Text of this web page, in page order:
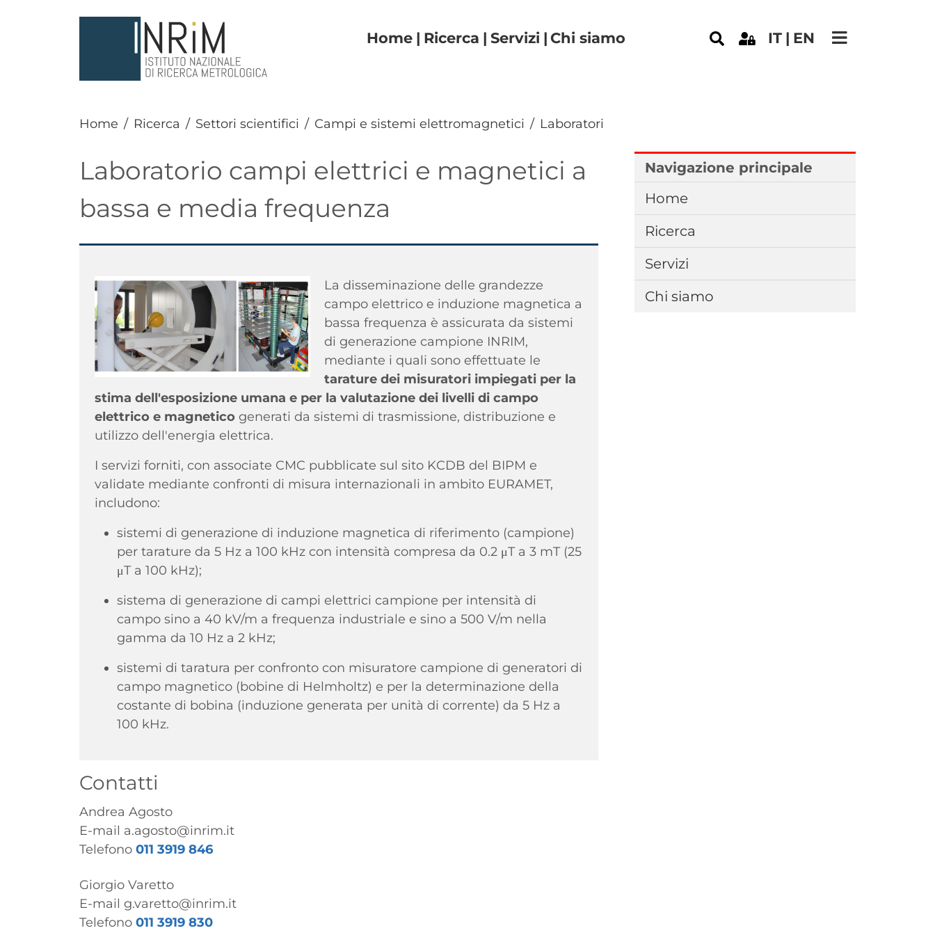
Navigazione principale
Home Ricerca Servizi Chi siamo IT EN
Home Ricerca Settori scientifici Campi e sistemi elettromagnetici Laboratori
Laboratorio campi elettrici e magnetici a
bassa e media frequenza
Immagine
La disseminazione delle grandezze
campo elettrico e induzione magnetica a
bassa frequenza è assicurata da sistemi
di generazione campione INRIM,
mediante i quali sono effettuate le
tarature dei misuratori impiegati per la
stima dell'esposizione umana e per la valutazione dei livelli di campo
elettrico e magnetico generati da sistemi di trasmissione, distribuzione e
utilizzo dell'energia elettrica.
I servizi forniti, con associate CMC pubblicate sul sito KCDB del BIPM e
validate mediante confronti di misura internazionali in ambito EURAMET,
includono:
sistemi di generazione di induzione magnetica di riferimento (campione)
per tarature da 5 Hz a 100 kHz con intensità compresa da 0.2 μT a 3 mT (25
μT a 100 kHz);
sistema di generazione di campi elettrici campione per intensità di
campo sino a 40 kV/m a frequenza industriale e sino a 500 V/m nella
gamma da 10 Hz a 2 kHz;
sistemi di taratura per confronto con misuratore campione di generatori di
campo magnetico (bobine di Helmholtz) e per la determinazione della
costante di bobina (induzione generata per unità di corrente) da 5 Hz a
100 kHz.
Contatti
Andrea Agosto
E-mail a.agosto@inrim.it
Telefono 011 3919 846
Giorgio Varetto
E-mail g.varetto@inrim.it
Telefono 011 3919 830
Navigazione principale
Home
Ricerca
Servizi
Chi siamo